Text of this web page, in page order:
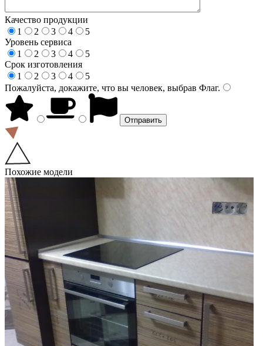
Качество продукции
1
2 3 4
5
Уровень сервиса
1
2 3 4
5
Срок изготовления
1
2 3 4
5
Пожалуйста, докажите, что вы человек, выбрав Флаг.
Похожие модели